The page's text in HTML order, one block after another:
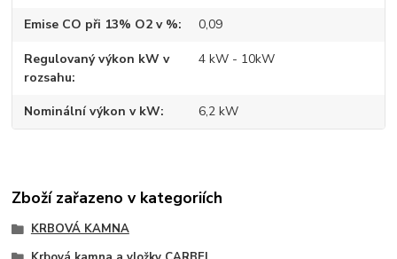
Emise CO při 13% O2 v % 0,09
Regulovaný výkon kW v
rozsahu
4 kW - 10kW
Nominální výkon v kW 6,2 kW
Zboží zařazeno v kategoriích
KRBOVÁ KAMNA